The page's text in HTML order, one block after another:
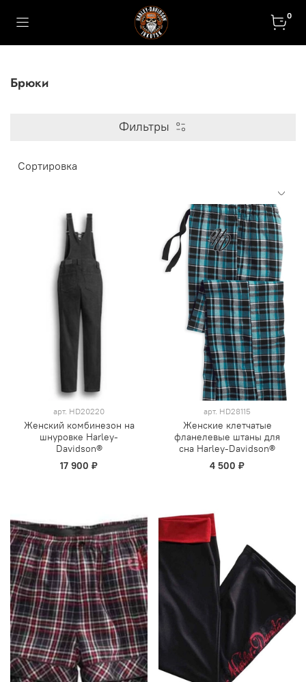
0
Брюки
Фильтры
арт. HD20220
Женский комбинезон на
шнуровке Harley-
Davidson®
17 900 ₽
арт. HD28115
Женские клетчатые
фланелевые штаны для
сна Harley-Davidson®
4 500 ₽